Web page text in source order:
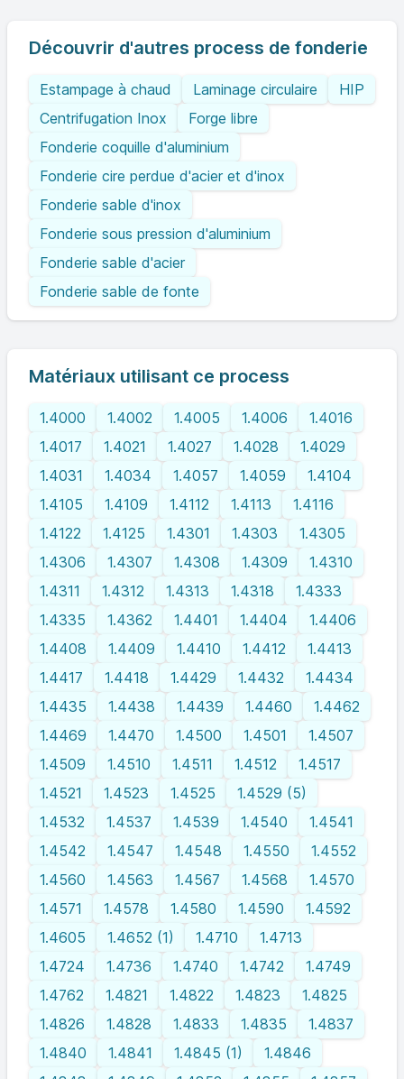
Découvrir d'autres process de fonderie
Estampage à chaud Laminage circulaire
HIP
Centrifugation Inox
Forge libre
Fonderie coquille d'aluminium
Fonderie cire perdue d'acier et d'inox
Fonderie sable d'inox
Fonderie sous pression d'aluminium
Fonderie sable d'acier
Fonderie sable de fonte
Matériaux utilisant ce process
1.4000 1.4002 1.4005 1.4006
1.4016
1.4017
1.4021 1.4027 1.4028
1.4029
1.4031
1.4034 1.4057 1.4059
1.4104
1.4105
1.4109 1.4112 1.4113
1.4116
1.4122
1.4125 1.4301 1.4303
1.4305
1.4306
1.4307 1.4308 1.4309
1.4310
1.4311
1.4312 1.4313 1.4318
1.4333
1.4335
1.4362 1.4401 1.4404
1.4406
1.4408
1.4409 1.4410 1.4412
1.4413
1.4417
1.4418 1.4429 1.4432
1.4434
1.4435
1.4438 1.4439 1.4460
1.4462
1.4469
1.4470 1.4500 1.4501
1.4507
1.4509
1.4510 1.4511 1.4512
1.4517
1.4521
1.4523 1.4525
1.4529 (5)
1.4532
1.4537 1.4539 1.4540
1.4541
1.4542
1.4547 1.4548 1.4550
1.4552
1.4560
1.4563 1.4567 1.4568
1.4570
1.4571
1.4578 1.4580 1.4590
1.4592
1.4605
1.4652 (1) 1.4710
1.4713
1.4724
1.4736 1.4740 1.4742
1.4749
1.4762
1.4821 1.4822 1.4823
1.4825
1.4826
1.4828 1.4833 1.4835
1.4837
1.4840
1.4841 1.4845 (1)
1.4846